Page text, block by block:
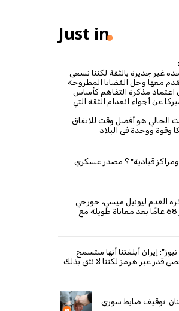
Just in
غير جديرة بالثقة لكننا نسعى
معها وحل القضايا المطروحة
مذكرة التفاهم كأساس
عن أجواء انعدام الثقة التي
الحالي هو أفضل وقت للاتفاق
وقوة ووحدة في البلاد
ومراكز قيادية" ؟ مصدر عسكري
القدم ليونيل ميسي، خورخي
ميسي، عن عمر 68 عامًا بعد معاناة طويلة مع
إيران أبلغتنا أنها ستسمح
قدر عبر هرمز لكننا لا نثق بذلك
توقيف ضابط سوري